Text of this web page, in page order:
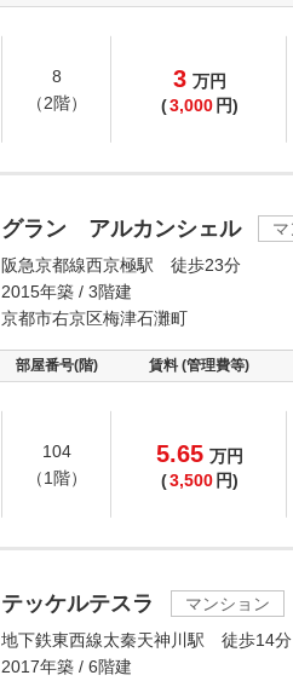
8
（2階）
3 万円
(3,000 円)
グラン アルカンシェル
阪急京都線西京極駅 徒歩23分
2015年築 / 3階建
京都市右京区梅津石灘町
部屋番号(階) 賃料 (管理費等)
104
（1階）
5.65 万円
(3,500 円)
テッケルテスラ
マンション
地下鉄東西線太秦天神川駅 徒歩14分
2017年築 / 6階建